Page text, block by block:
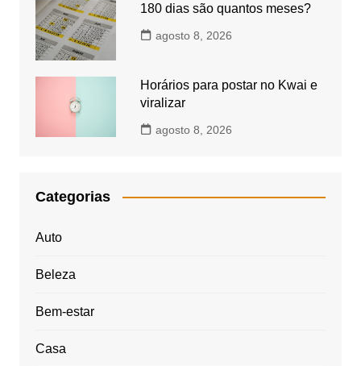
180 dias são quantos meses?
agosto 8, 2026
Horários para postar no Kwai e
viralizar
agosto 8, 2026
Categorias
Auto
Beleza
Bem-estar
Casa